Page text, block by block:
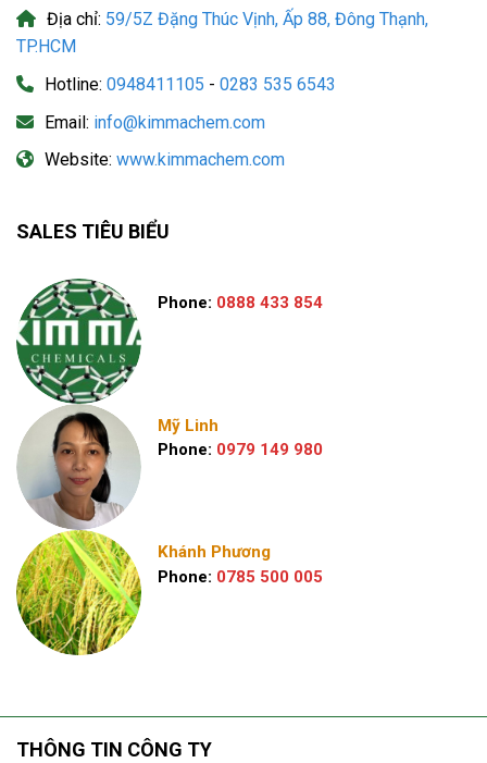
Địa chỉ: 59/5Z Đặng Thúc Vịnh, Ấp 88, Đông Thạnh,
TP.HCM
Hotline: 0948411105 - 0283 535 6543
Email: info@kimmachem.com
Website: www.kimmachem.com
SALES TIÊU BIỂU
Phone: 0888 433 854
Mỹ Linh
Phone: 0979 149 980
Khánh Phương
Phone: 0785 500 005
THÔNG TIN CÔNG TY